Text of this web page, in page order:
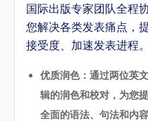
国际出版专家团队全程
您解决各类发表痛点，
接受度、加速发表进程。
优质润色：通过两位英
辑的润色和校对，为您
全面的语法、句法和内